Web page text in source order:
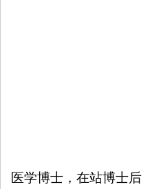
医学博士，在站博士后